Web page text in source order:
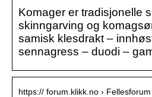
Komager er tradisjonelle
skinngarving og
samisk klesdrakt –
sennagress – duodi –
https:// forum.klikk.no › Fellesforum